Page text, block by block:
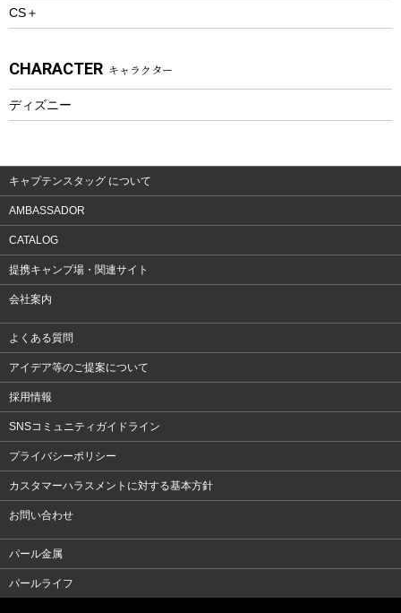
ウェルネス
ウェア、タオル
ウェア
CS＋
CHARACTER キャラクター
ディズニー
キャプテンスタッグ について
AMBASSADOR
CATALOG
提携キャンプ場・関連サイト
会社案内
よくある質問
アイデア等のご提案について
採用情報
SNSコミュニティガイドライン
プライバシーポリシー
カスタマーハラスメントに対する基本方針
お問い合わせ
パール金属
パールライフ